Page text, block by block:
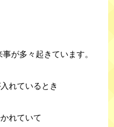
が多々起きています。
れているとき
れていて